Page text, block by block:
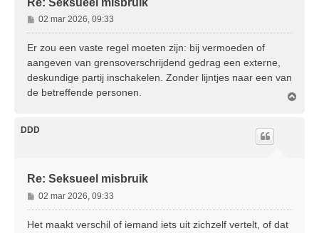
B
e
r
h
t
02 mar 2026, 09:33
Er zou een vaste regel moeten zijn: bij vermoeden of
aangeven van grensoverschrijdend gedrag een externe,
deskundige partij inschakelen. Zonder lijntjes naar een van
de betreffende personen.
DDD
Re: Seksueel misbruik
B
e
r
02 mar 2026, 09:33
Het maakt verschil of iemand iets uit zichzelf vertelt, of dat